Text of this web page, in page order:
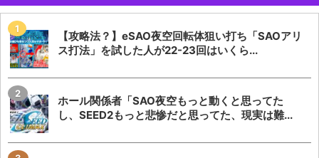
【攻略法？】eSAO夜空回転体狙い打ち「SAOアリ
ス打法」を試した人が22-23回はいくら...
ホール関係者「SAO夜空もっと動くと思ってた
し、SEED2もっと悲惨だと思ってた、現実は難...